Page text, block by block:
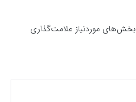
بخش‌های موردنیاز علامت‌گذاری